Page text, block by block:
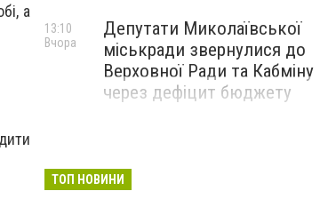
а
Депутати Миколаївської
міськради звернулися до
Верховної Ради та Кабміну
через дефіцит бюджету
13:10
Вчора
ТОП НОВИНИ